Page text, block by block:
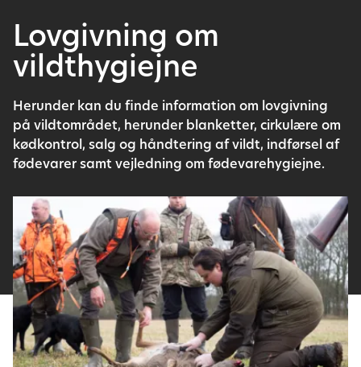
Lovgivning om
vildthygiejne
Herunder kan du finde information om lovgivning
på vildtområdet, herunder blanketter, cirkulære om
kødkontrol, salg og håndtering af vildt, indførsel af
fødevarer samt vejledning om fødevarehygiejne.